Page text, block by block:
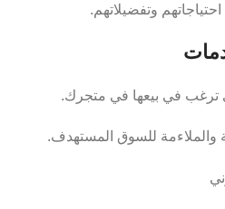
وتفضيلاتهم.
ترغب في بيعها في متجرك.
والملاءمة للسوق المستهدف.